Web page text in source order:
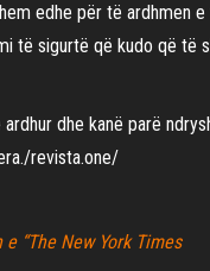
edhe për të ardhmen
të sigurtë që kudo që të
dhe kanë parë
revista.one/
“The New York Times